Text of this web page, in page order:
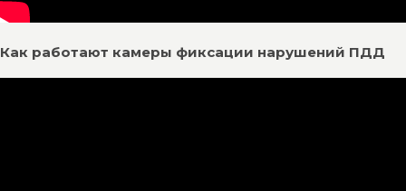
Как работают камеры фиксации нарушений ПДД